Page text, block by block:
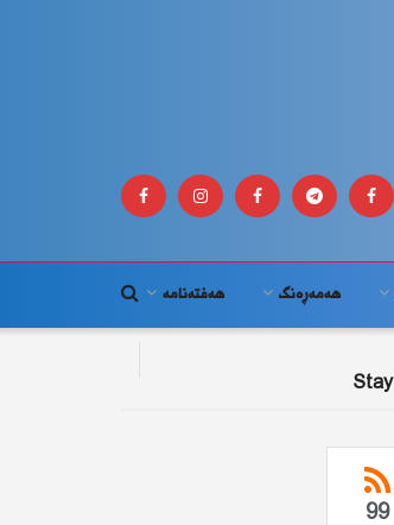
هەمەڕەنگ هەفتەنامە
99